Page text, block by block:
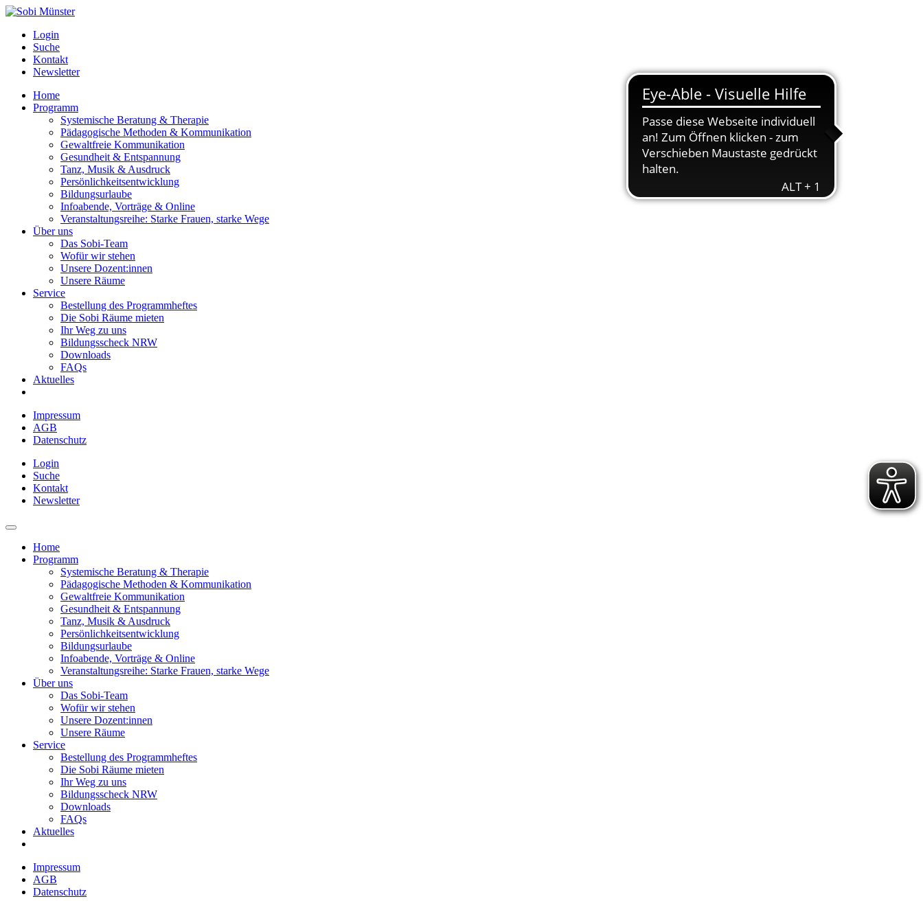
Login
Suche
Kontakt
Newsletter
Home
Programm
Systemische Beratung & Therapie
Pädagogische Methoden & Kommunikation
Gewaltfreie Kommunikation
Gesundheit & Entspannung
Tanz, Musik & Ausdruck
Persönlichkeitsentwicklung
Bildungsurlaube
Infoabende, Vorträge & Online
Veranstaltungsreihe: Starke Frauen, starke Wege
Über uns
Das Sobi-Team
Wofür wir stehen
Unsere Dozent:innen
Unsere Räume
Service
Bestellung des Programmheftes
Die Sobi Räume mieten
Ihr Weg zu uns
Bildungsscheck NRW
Downloads
FAQs
Aktuelles
Impressum
AGB
Datenschutz
Login
Suche
Kontakt
Newsletter
Home
Programm
Systemische Beratung & Therapie
Pädagogische Methoden & Kommunikation
Gewaltfreie Kommunikation
Gesundheit & Entspannung
Tanz, Musik & Ausdruck
Persönlichkeitsentwicklung
Bildungsurlaube
Infoabende, Vorträge & Online
Veranstaltungsreihe: Starke Frauen, starke Wege
Über uns
Das Sobi-Team
Wofür wir stehen
Unsere Dozent:innen
Unsere Räume
Service
Bestellung des Programmheftes
Die Sobi Räume mieten
Ihr Weg zu uns
Bildungsscheck NRW
Downloads
FAQs
Aktuelles
Impressum
AGB
Datenschutz